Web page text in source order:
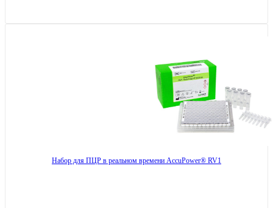
Набор для ПЦР в реальном времени AccuPower® RV1